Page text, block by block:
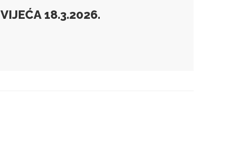
18.3.2026.